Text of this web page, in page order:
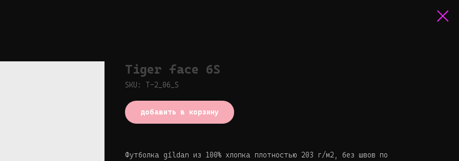
Tiger face 6S
SKU: T-2_06_S
добавить в корзину
Футболка gildan из 100% хлопка плотностью 203 г/м2, без швов по